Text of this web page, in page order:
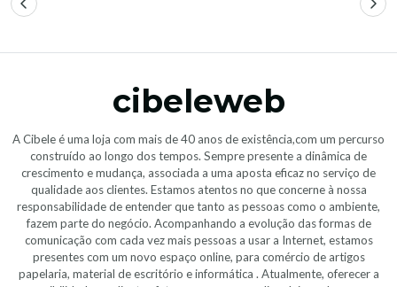
cibeleweb
A Cibele é uma loja com mais de 40 anos de existência,com um percurso
construído ao longo dos tempos. Sempre presente a dinâmica de
crescimento e mudança, associada a uma aposta eficaz no serviço de
qualidade aos clientes. Estamos atentos no que concerne à nossa
responsabilidade de entender que tanto as pessoas como o ambiente,
fazem parte do negócio. Acompanhando a evolução das formas de
comunicação com cada vez mais pessoas a usar a Internet, estamos
presentes com um novo espaço online, para comércio de artigos
papelaria, material de escritório e informática . Atualmente, oferecer a